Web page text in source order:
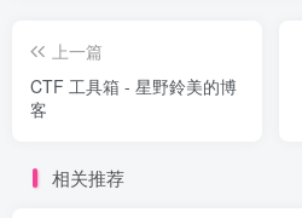
上一篇
CTF 工具箱 - 星野鈴美的博
客
相关推荐